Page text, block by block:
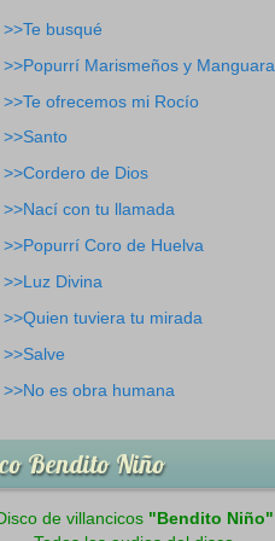
>>Te busqué
>>Popurrí Marismeños y Manguara
>>Te ofrecemos mi Rocío
>>Santo
>>Cordero de Dios
>>Nací con tu llamada
>>Popurrí Coro de Huelva
>>Luz Divina
>>Quien tuviera tu mirada
>>Salve
>>No es obra humana
Bendito Niño
de villancicos "Bendito Niño"